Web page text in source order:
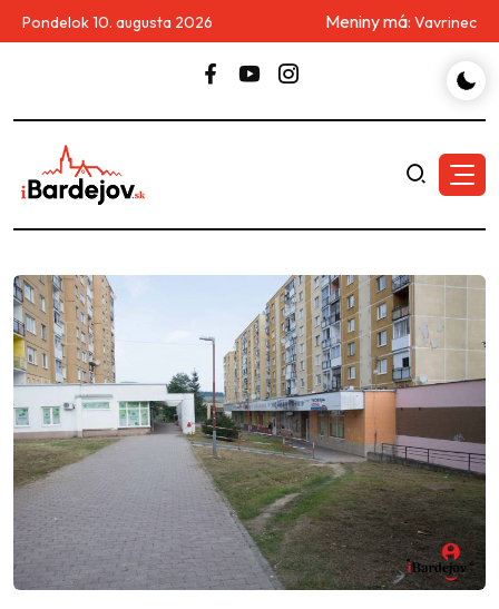
Pondelok 10. augusta 2026 Meniny má: Vavrinec